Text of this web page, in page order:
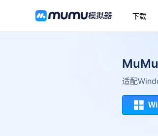
下载
MuMu
适配